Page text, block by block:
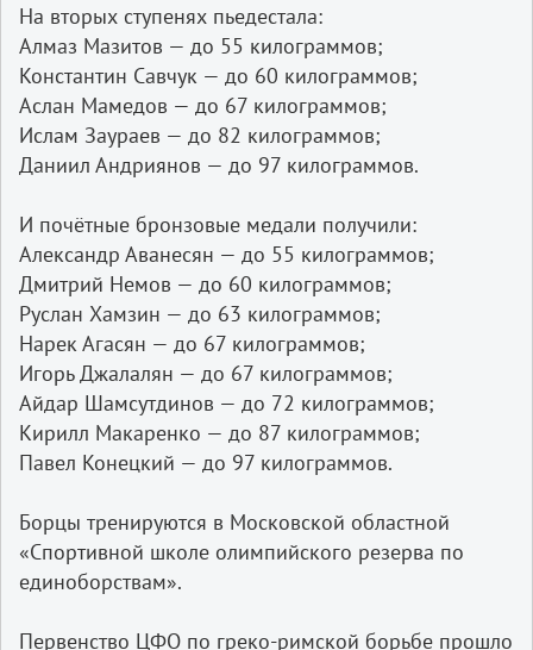
На вторых ступенях пьедестала:
Алмаз Мазитов — до 55 килограммов;
Константин Савчук — до 60 килограммов;
Аслан Мамедов — до 67 килограммов;
Ислам Заураев — до 82 килограммов;
Даниил Андриянов — до 97 килограммов.
И почётные бронзовые медали получили:
Александр Аванесян — до 55 килограммов;
Дмитрий Немов — до 60 килограммов;
Руслан Хамзин — до 63 килограммов;
Нарек Агасян — до 67 килограммов;
Игорь Джалалян — до 67 килограммов;
Айдар Шамсутдинов — до 72 килограммов;
Кирилл Макаренко — до 87 килограммов;
Павел Конецкий — до 97 килограммов.
Борцы тренируются в Московской областной
«Спортивной школе олимпийского резерва по
единоборствам».
Первенство ЦФО по греко-римской борьбе прошло